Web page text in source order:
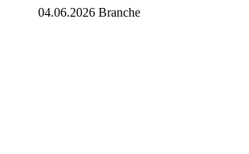
04.06.2026 Branche